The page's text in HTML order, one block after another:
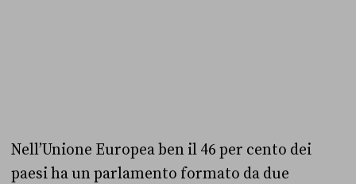
Nell’Unione Europea ben il 46 per cento dei
paesi ha un parlamento formato da due